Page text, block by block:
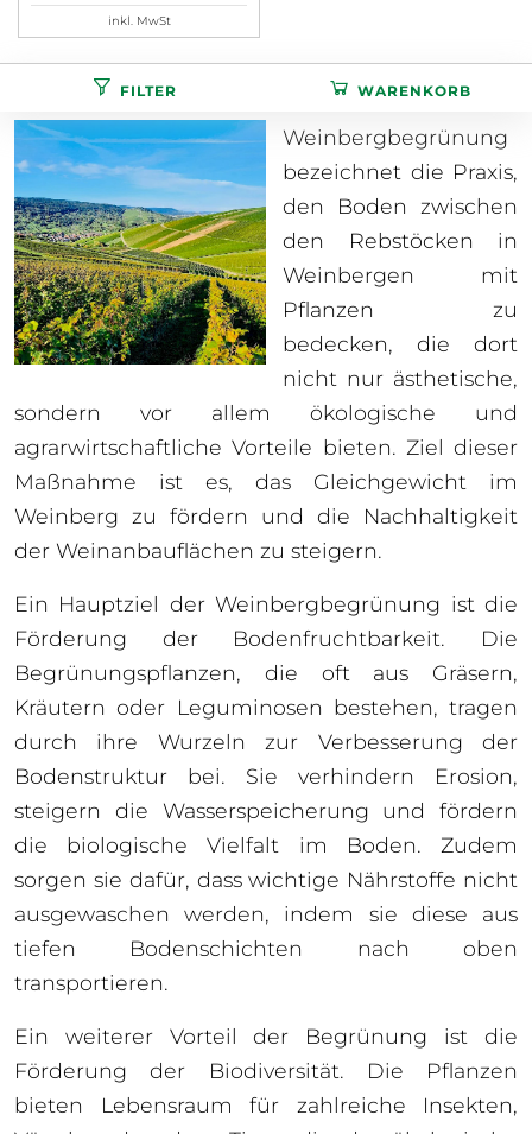
inkl. MwSt
Weinbergbegrünung
bezeichnet die Praxis,
den Boden zwischen
den Rebstöcken in
Weinbergen mit
Pflanzen zu
bedecken, die dort
nicht nur ästhetische,
sondern vor allem ökologische und
agrarwirtschaftliche Vorteile bieten. Ziel dieser
Maßnahme ist es, das Gleichgewicht im
Weinberg zu fördern und die Nachhaltigkeit
der Weinanbauflächen zu steigern.
Ein Hauptziel der Weinbergbegrünung ist die
Förderung der Bodenfruchtbarkeit. Die
Begrünungspflanzen, die oft aus Gräsern,
Kräutern oder Leguminosen bestehen, tragen
durch ihre Wurzeln zur Verbesserung der
Bodenstruktur bei. Sie verhindern Erosion,
steigern die Wasserspeicherung und fördern
die biologische Vielfalt im Boden. Zudem
sorgen sie dafür, dass wichtige Nährstoffe nicht
ausgewaschen werden, indem sie diese aus
tiefen Bodenschichten nach oben
transportieren.
Ein weiterer Vorteil der Begrünung ist die
Förderung der Biodiversität. Die Pflanzen
bieten Lebensraum für zahlreiche Insekten,
FILTER WARENKORB